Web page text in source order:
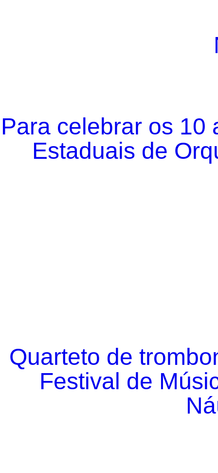
Para celebrar os 10
Estaduais de
Quarteto de
Festival de